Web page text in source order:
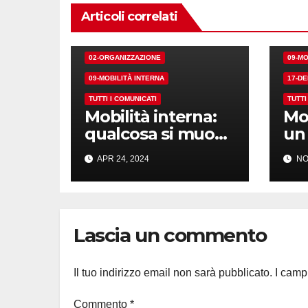
Articoli correlati
02-ORGANIZZAZIONE
09-MOBILITÀ INTERNA
TUTTI I COMUNICATI
Mobilità interna:
qualcosa si muove
davvero?
APR 24, 2024
09-
17-
Lascia un commento
Il tuo indirizzo email non sarà pubblicato. I
Commento *